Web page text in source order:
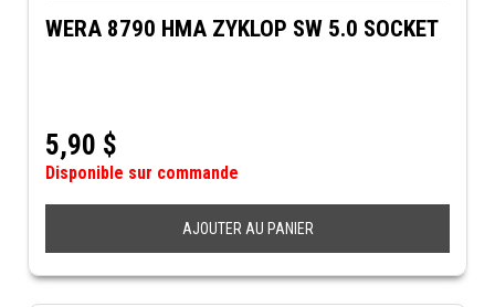
WERA 8790 HMA ZYKLOP SW 5.0 SOCKET
5,90 $
Disponible sur commande
AJOUTER AU PANIER